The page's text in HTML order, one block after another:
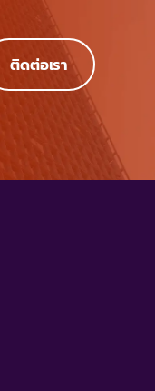
ติดต่อเรา